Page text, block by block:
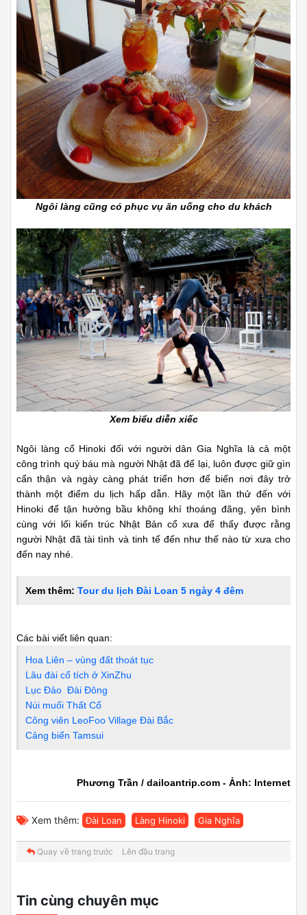
Ngôi làng cũng có phục vụ ăn uống cho du khách
Xem biểu diễn xiếc
Ngôi làng cổ Hinoki đối với người dân Gia Nghĩa là cả một
công trình quý báu mà người Nhật đã để lại, luôn được giữ gìn
cẩn thận và ngày càng phát triển hơn để biến nơi đây trở
thành một điểm du lịch hấp dẫn. Hãy một lần thử đến với
Hinoki để tận hưởng bầu không khí thoáng đãng, yên bình
cùng với lối kiến trúc Nhật Bản cổ xưa để thấy được rằng
người Nhật đã tài tình và tinh tế đến như thế nào từ xưa cho
đến nay nhé.
Xem thêm: Tour du lịch Đài Loan 5 ngày 4 đêm
Các bài viết liên quan:
Hoa Liên – vùng đất thoát tục
Lâu đài cổ tích ở XinZhu
Lục Đảo Đài Đông
Núi muối Thất Cổ
Công viên LeoFoo Village Đài Bắc
Cảng biển Tamsui
Phương Trần / dailoantrip.com - Ảnh: Internet
Xem thêm: Đài Loan Làng Hinoki Gia Nghĩa
Quay về trang trước Lên đầu trang
Tin cùng chuyên mục